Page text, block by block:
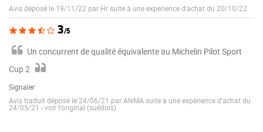
Avis déposé le 19/11/22 par Hr suite à une expérience d'achat du 20/10/22
3/5
Un concurrent de qualité équivalente au Michelin Pilot Sport
Cup 2
Signaler
Avis traduit déposé le 24/06/21 par ANMA suite à une expérience d'achat du
24/05/21 -voir l'original (suédois)